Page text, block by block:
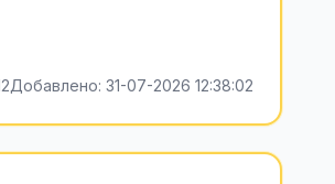
Добавлено: 31-07-2026 12:38:02